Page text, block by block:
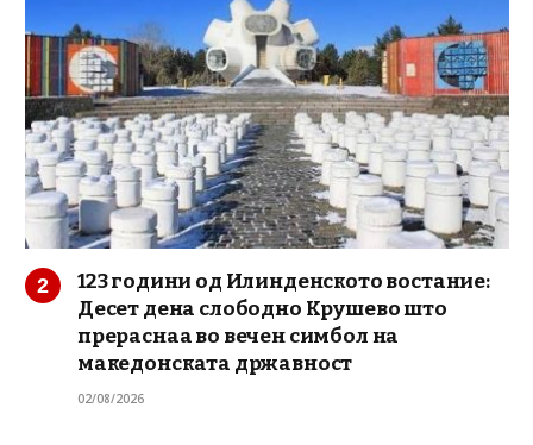
123 години од Илинденското востание:
Десет дена слободно Крушево што
прераснаа во вечен симбол на
македонската државност
02/08/2026